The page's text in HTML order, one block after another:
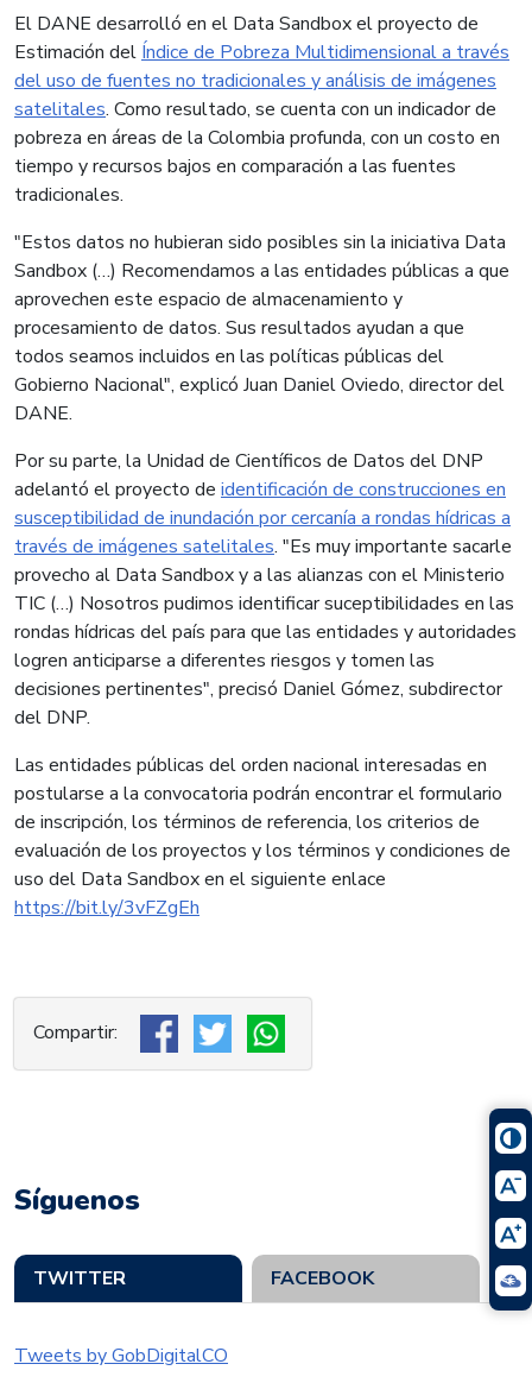
El DANE desarrolló en el Data Sandbox el proyecto de
Estimación del Índice de Pobreza Multidimensional a través
del uso de fuentes no tradicionales y análisis de imágenes
satelitales. Como resultado, se cuenta con un indicador de
pobreza en áreas de la Colombia profunda, con un costo en
tiempo y recursos bajos en comparación a las fuentes
tradicionales.
"Estos datos no hubieran sido posibles sin la iniciativa Data
Sandbox (…) Recomendamos a las entidades públicas a que
aprovechen este espacio de almacenamiento y
procesamiento de datos. Sus resultados ayudan a que
todos seamos incluidos en las políticas públicas del
Gobierno Nacional", explicó Juan Daniel Oviedo, director del
DANE.
Por su parte, la Unidad de Científicos de Datos del DNP
adelantó el proyecto de identificación de construcciones en
susceptibilidad de inundación por cercanía a rondas hídricas a
través de imágenes satelitales. "Es muy importante sacarle
provecho al Data Sandbox y a las alianzas con el Ministerio
TIC (…) Nosotros pudimos identificar suceptibilidades en las
rondas hídricas del país para que las entidades y autoridades
logren anticiparse a diferentes riesgos y tomen las
decisiones pertinentes", precisó Daniel Gómez, subdirector
del DNP.
Las entidades públicas del orden nacional interesadas en
postularse a la convocatoria podrán encontrar el formulario
de inscripción, los términos de referencia, los criterios de
evaluación de los proyectos y los términos y condiciones de
uso del Data Sandbox en el siguiente enlace
https://bit.ly/3vFZgEh
Síguenos
TWITTER FACEBOOK
Tweets by GobDigitalCO